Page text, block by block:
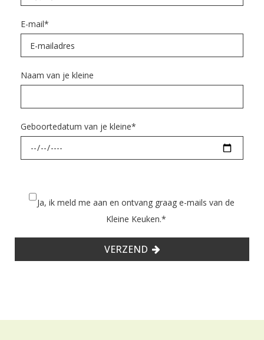
E-mail*
Naam van je kleine
Geboortedatum van je kleine*
Ja, ik meld me aan en ontvang graag e-mails van de
Kleine Keuken.*
VERZEND